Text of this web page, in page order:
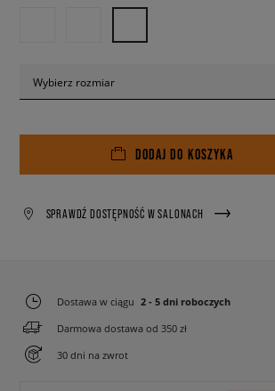
Wybierz rozmiar
DODAJ DO KOSZYKA
SPRAWDŹ DOSTĘPNOŚĆ W SALONACH
Dostawa w ciągu 2 - 5 dni roboczych
Darmowa dostawa od 350 zł
30 dni na zwrot